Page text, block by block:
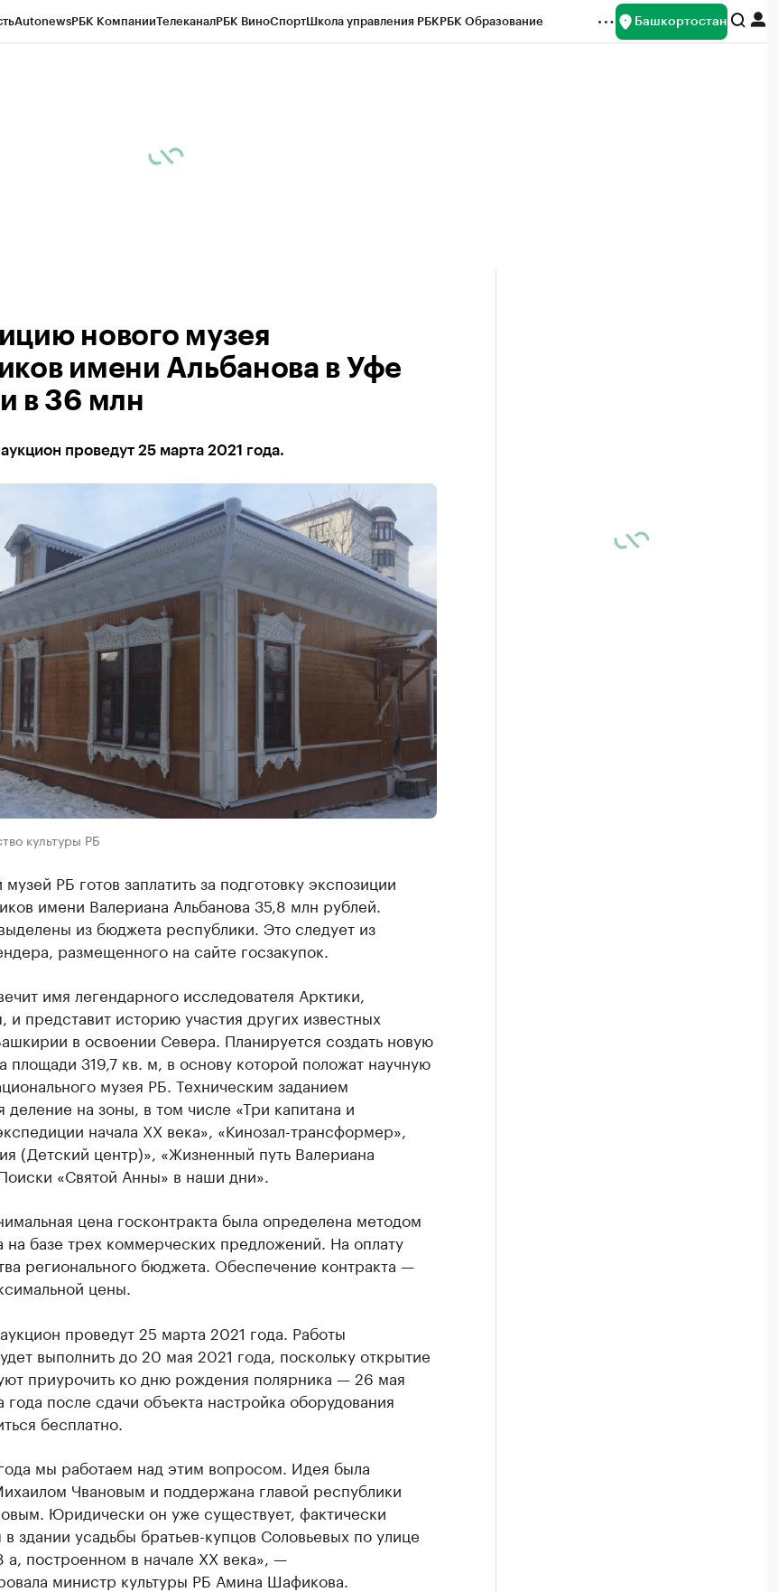
AutonewsРБК КомпанииТелеканалРБК ВиноСпортШкола управления РБКРБК Образование Башкортостан
нового музея
имени Альбанова в Уфе
в 36 млн
проведут 25 марта 2021 года.
культуры РБ
РБ готов заплатить за подготовку экспозиции
имени Валериана Альбанова 35,8 млн рублей.
из бюджета республики. Это следует из
размещенного на сайте госзакупок.
имя легендарного исследователя Арктики,
представит историю участия других известных
в освоении Севера. Планируется создать новую
площади 319,7 кв. м, в основу которой положат научную
музея РБ. Техническим заданием
деление на зоны, в том числе «Три капитана и
начала XX века», «Кинозал-трансформер»,
(Детский центр)», «Жизненный путь Валериана
«Святой Анны» в наши дни».
цена госконтракта была определена методом
на базе трех коммерческих предложений. На оплату
регионального бюджета. Обеспечение контракта —
цены.
проведут 25 марта 2021 года. Работы
выполнить до 20 мая 2021 года, поскольку открытие
приурочить ко дню рождения полярника — 26 мая
года после сдачи объекта настройка оборудования
бесплатно.
мы работаем над этим вопросом. Идея была
Чвановым и поддержана главой республики
Юридически он уже существует, фактически
здании усадьбы братьев-купцов Соловьевых по улице
а, построенном в начале XX века», —
министр культуры РБ Амина Шафикова.